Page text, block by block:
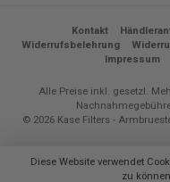
Kontakt
Widerrufsbelehrung
Impressum
Alle Preise inkl. gesetzl.
© 2026 Kase Filters -
Diese Website verwendet
zu